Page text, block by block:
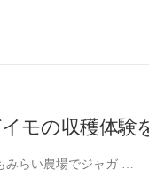
モの収穫体験
みらい農場でジャガ …